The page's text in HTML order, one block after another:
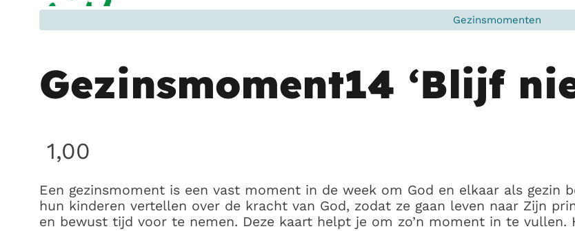
Gezinsmomenten
Gezinsmoment14 ‘Blijf
1,00
Een gezinsmoment is een vast moment in de week om God en elkaar als
hun kinderen vertellen over de kracht van God, zodat ze gaan leven naar Zijn
en bewust tijd voor te nemen. Deze kaart helpt je om zo’n moment in te vullen.